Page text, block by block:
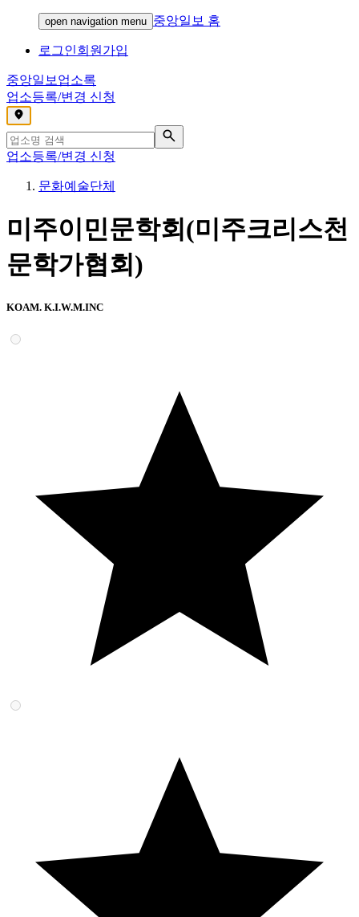
open navigation menu 중앙일보 홈
로그인회원가입
중앙일보 업소록
업소등록/변경 신청
,
업소등록/변경 신청
문화예술단체
미주이민문학회(미주크리스천
문학가협회)
KOAM. K.I.W.M.INC